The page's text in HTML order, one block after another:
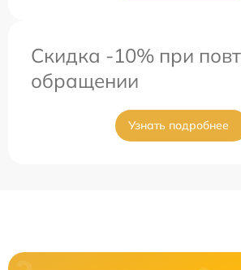
Скидка -10% при
обращении
Узнать подробнее